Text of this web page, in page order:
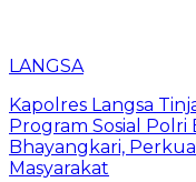
LANGSA
Kapolres Langsa
Program Sosial
Bhayangkari,
Masyarakat